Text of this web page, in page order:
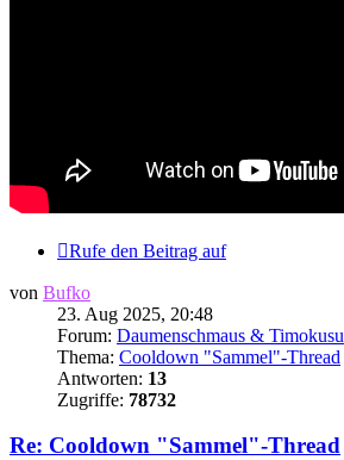
Rufe den Beitrag auf
von Bufko
23. Aug 2025, 20:48
Forum: Daumenschmaus & Timokusu
Thema: Cooldown "Sammel"-Thread
Antworten: 13
Zugriffe: 78732
Re: Cooldown "Sammel"-Thread